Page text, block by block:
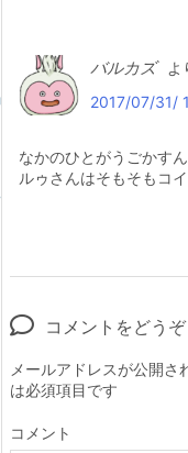
バルカズ
よ
2017/07/31/
なかのひとがうごかす
ルゥさんはそもそもコ
コメントをどうぞ
メールアドレスが公開さ
は必須項目です
コメント